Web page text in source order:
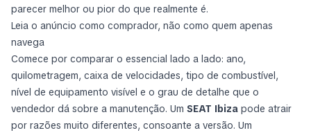
parecer melhor ou pior do que realmente é.
Leia o anúncio como comprador, não como quem apenas
navega
Comece por comparar o essencial lado a lado: ano,
quilometragem, caixa de velocidades, tipo de combustível,
nível de equipamento visível e o grau de detalhe que o
vendedor dá sobre a manutenção. Um SEAT Ibiza pode atrair
por razões muito diferentes, consoante a versão. Um